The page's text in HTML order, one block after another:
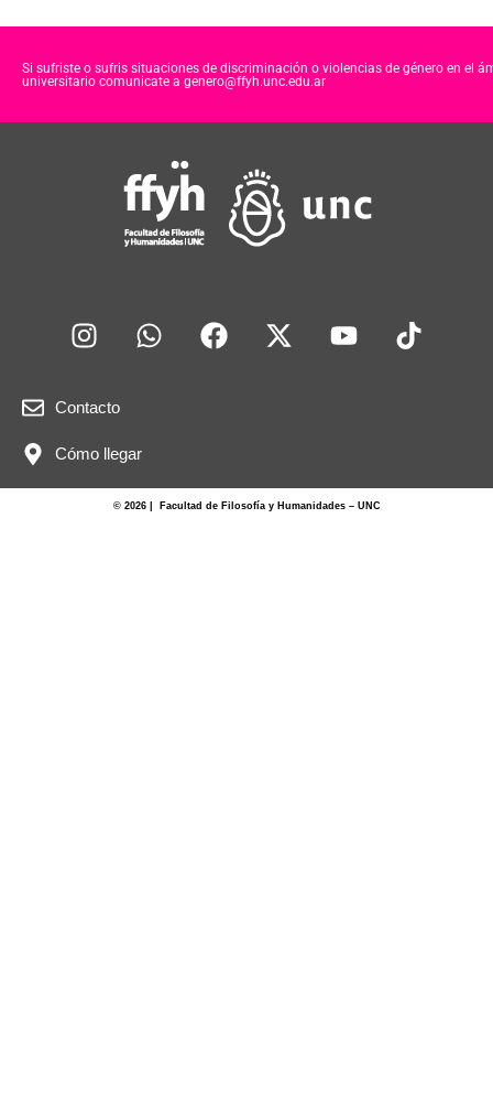
Si sufriste o sufris situaciones de discriminación o violencias de género en el
universitario comunicate a genero@ffyh.unc.edu.ar
Contacto
Cómo llegar
© 2026 | Facultad de Filosofía y Humanidades – UNC